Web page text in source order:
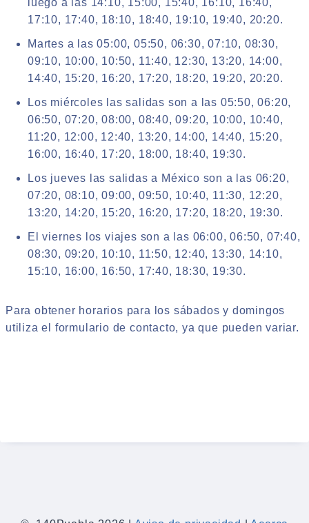
17:10, 17:40, 18:10, 18:40, 19:10, 19:40, 20:20.
Martes a las 05:00, 05:50, 06:30, 07:10, 08:30,
09:10, 10:00, 10:50, 11:40, 12:30, 13:20, 14:00,
14:40, 15:20, 16:20, 17:20, 18:20, 19:20, 20:20.
Los miércoles las salidas son a las 05:50, 06:20,
06:50, 07:20, 08:00, 08:40, 09:20, 10:00, 10:40,
11:20, 12:00, 12:40, 13:20, 14:00, 14:40, 15:20,
16:00, 16:40, 17:20, 18:00, 18:40, 19:30.
Los jueves las salidas a México son a las 06:20,
07:20, 08:10, 09:00, 09:50, 10:40, 11:30, 12:20,
13:20, 14:20, 15:20, 16:20, 17:20, 18:20, 19:30.
El viernes los viajes son a las 06:00, 06:50, 07:40,
08:30, 09:20, 10:10, 11:50, 12:40, 13:30, 14:10,
15:10, 16:00, 16:50, 17:40, 18:30, 19:30.
Para obtener horarios para los sábados y domingos
utiliza el formulario de contacto, ya que pueden variar.